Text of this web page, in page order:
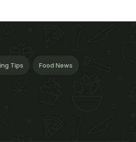
Tips Food News